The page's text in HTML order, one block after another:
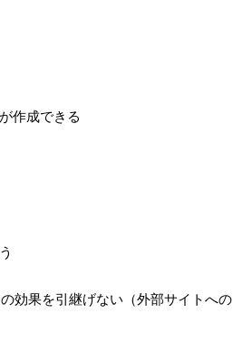
作成できる
効果を引継げない（外部サイトへの